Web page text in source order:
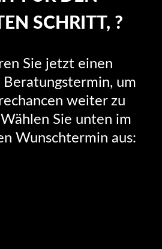
SCHRITT, ?
Sie jetzt einen
um
weiter zu
Sie unten im
Wunschtermin aus: